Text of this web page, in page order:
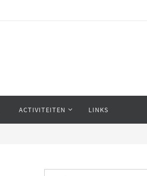
ACTIVITEITEN LINKS